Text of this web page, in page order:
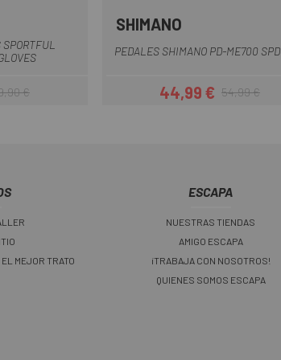
regular
€
SHIMANO
PEDALES SHIMANO PD-ME700 SPD
Precio
44,99 €Precio regular
54,99 €
MEJOR TRATO
ESCAPA
NUESTRAS TIENDAS
AMIGO ESCAPA
¡TRABAJA CON NOSOTROS!
QUIENES SOMOS ESCAPA